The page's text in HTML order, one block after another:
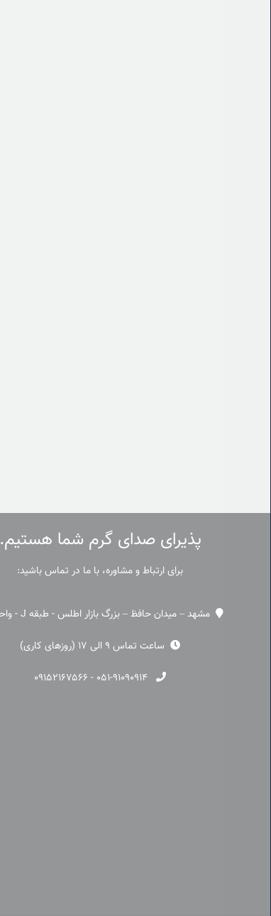
پذیرای صدای گرم شما هستیم.
برای ارتباط و مشاوره، با ما در تماس باشید:
مشهد – میدان حافظ – بزرگ بازار اطلس - طبقه J - واحد 124
ساعت تماس 9 الی 17 (روزهای کاری)
۰۵۱-۹۱۰۹۰۹۱۴ - ۰۹۱۵۲۱۶۷۵۶۶